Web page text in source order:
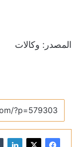
المصدر: وكالات